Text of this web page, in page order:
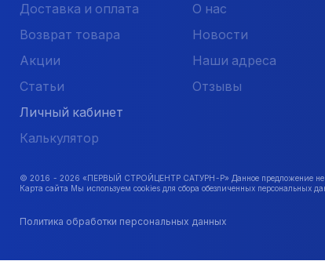
Доставка и оплата
Возврат товара
Акции
Статьи
Личный кабинет
Калькулятор
О нас
Новости
Наши адреса
Отзывы
© 2016 - 2026 «ПЕРВЫЙ СТРОЙЦЕНТР САТУРН-Р» Данное предложение не
Карта сайта Мы используем cookies для сбора обезличенных персональных
Политика обработки персональных данных